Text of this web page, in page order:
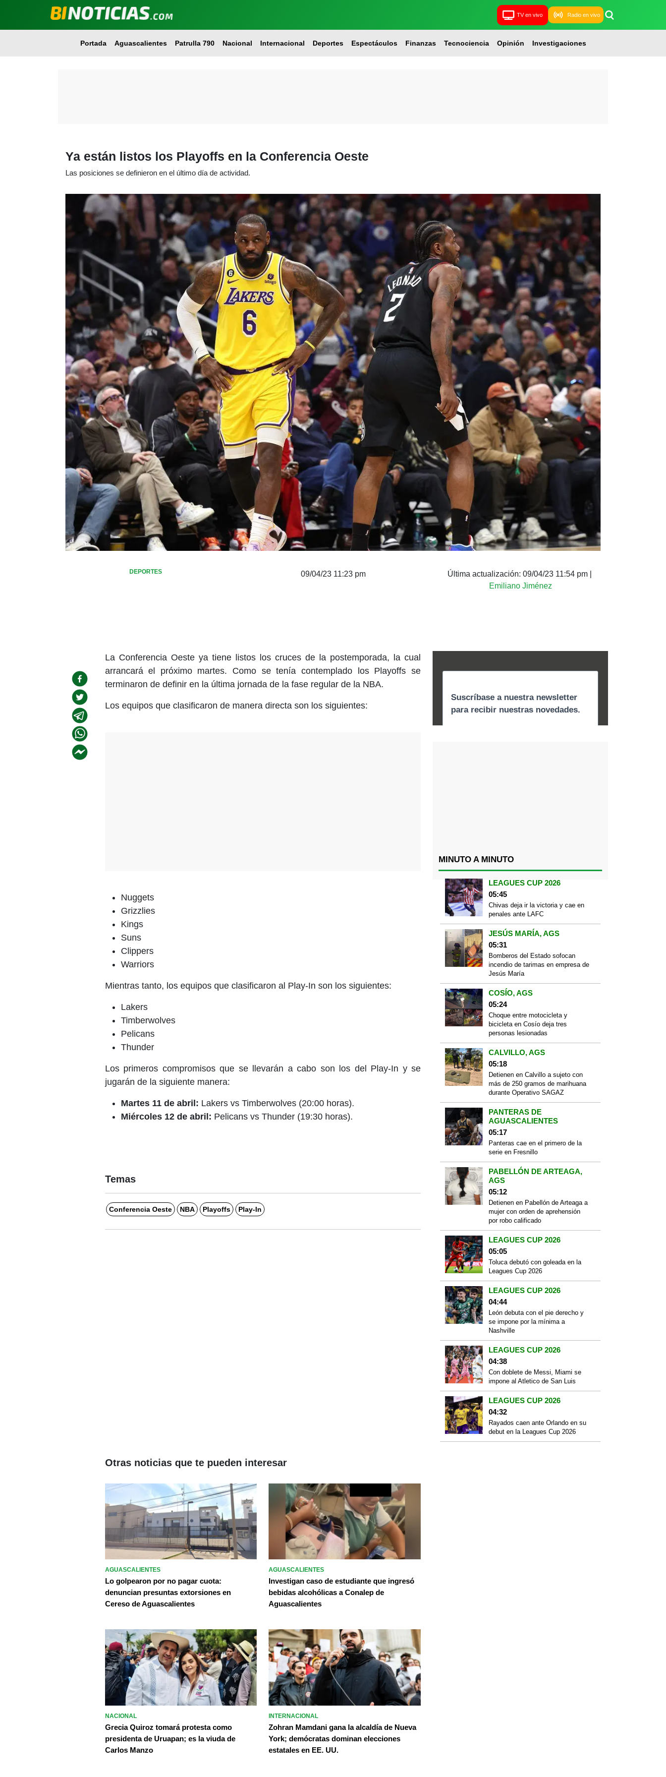
TV en vivo Radio en vivo
Portada Aguascalientes Patrulla 790 Nacional Internacional Deportes Espectáculos Finanzas Tecnociencia Opinión Investigaciones
Ya están listos los Playoffs en la Conferencia Oeste
Las posiciones se definieron en el último día de actividad.
DEPORTES 09/04/23 11:23 pm Última actualización: 09/04/23 11:54 pm|
Emiliano Jiménez
La Conferencia Oeste ya tiene listos los cruces de la postemporada, la cual
arrancará el próximo martes. Como se tenía contemplado los Playoffs se
terminaron de definir en la última jornada de la fase regular de la NBA.
Los equipos que clasificaron de manera directa son los siguientes:
Nuggets
Grizzlies
Kings
Suns
Clippers
Warriors
Mientras tanto, los equipos que clasificaron al Play-In son los siguientes:
Lakers
Timberwolves
Pelicans
Thunder
Los primeros compromisos que se llevarán a cabo son los del Play-In y se
jugarán de la siguiente manera:
Martes 11 de abril: Lakers vs Timberwolves (20:00 horas).
Miércoles 12 de abril: Pelicans vs Thunder (19:30 horas).
Temas
Conferencia Oeste NBA Playoffs Play-In
MINUTO A MINUTO
LEAGUES CUP 2026
05:45
Chivas deja ir la victoria y cae en
penales ante LAFC
JESÚS MARÍA, AGS
05:31
Bomberos del Estado sofocan
incendio de tarimas en empresa de
Jesús María
COSÍO, AGS
05:24
Choque entre motocicleta y
bicicleta en Cosío deja tres
personas lesionadas
CALVILLO, AGS
05:18
Detienen en Calvillo a sujeto con
más de 250 gramos de marihuana
durante Operativo SAGAZ
PANTERAS DE
AGUASCALIENTES
05:17
Panteras cae en el primero de la
serie en Fresnillo
PABELLÓN DE ARTEAGA,
AGS
05:12
Detienen en Pabellón de Arteaga a
mujer con orden de aprehensión
por robo calificado
LEAGUES CUP 2026
05:05
Toluca debutó con goleada en la
Leagues Cup 2026
LEAGUES CUP 2026
04:44
León debuta con el pie derecho y
se impone por la mínima a
Nashville
LEAGUES CUP 2026
04:38
Con doblete de Messi, Miami se
impone al Atletico de San Luis
LEAGUES CUP 2026
04:32
Rayados caen ante Orlando en su
debut en la Leagues Cup 2026
Otras noticias que te pueden interesar
AGUASCALIENTES
Lo golpearon por no pagar cuota:
denuncian presuntas extorsiones en
Cereso de Aguascalientes
AGUASCALIENTES
Investigan caso de estudiante que ingresó
bebidas alcohólicas a Conalep de
Aguascalientes
NACIONAL
Grecia Quiroz tomará protesta como
presidenta de Uruapan; es la viuda de
Carlos Manzo
INTERNACIONAL
Zohran Mamdani gana la alcaldía de Nueva
York; demócratas dominan elecciones
estatales en EE. UU.